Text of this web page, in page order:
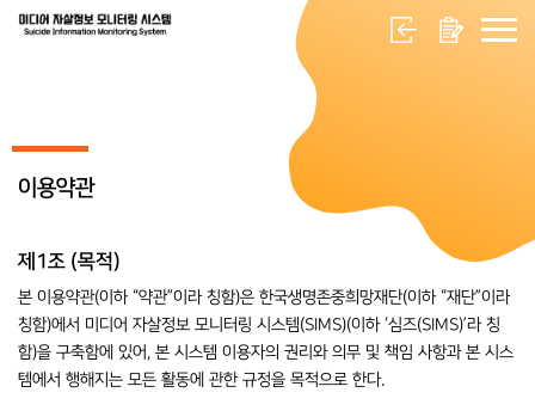
이용약관
제1조 (목적)
본 이용약관(이하 “약관”이라 칭함)은 한국생명존중희망재단(이하 “재단”이라
칭함)에서 미디어 자살정보 모니터링 시스템(SIMS)(이하 ‘심즈(SIMS)’라 칭
함)을 구축함에 있어, 본 시스템 이용자의 권리와 의무 및 책임 사항과 본 시스
템에서 행해지는 모든 활동에 관한 규정을 목적으로 한다.